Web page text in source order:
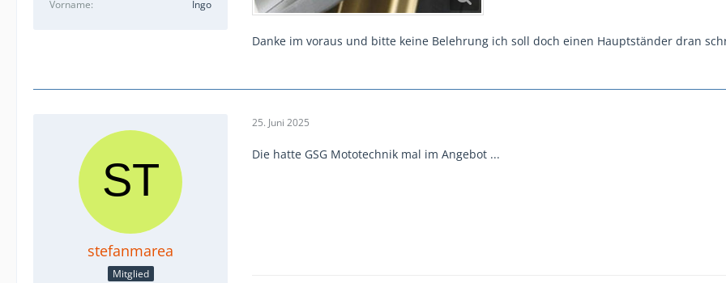
Vorname
Ingo
Danke im voraus und bitte keine Belehrung ich soll doch einen Hauptständer dran
stefanmarea
Mitglied
25. Juni 2025
Die hatte GSG Mototechnik mal im Angebot ...